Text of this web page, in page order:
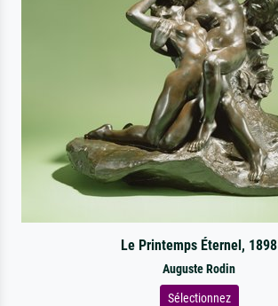
Le Printemps Éternel, 1898
Auguste Rodin
Sélectionnez